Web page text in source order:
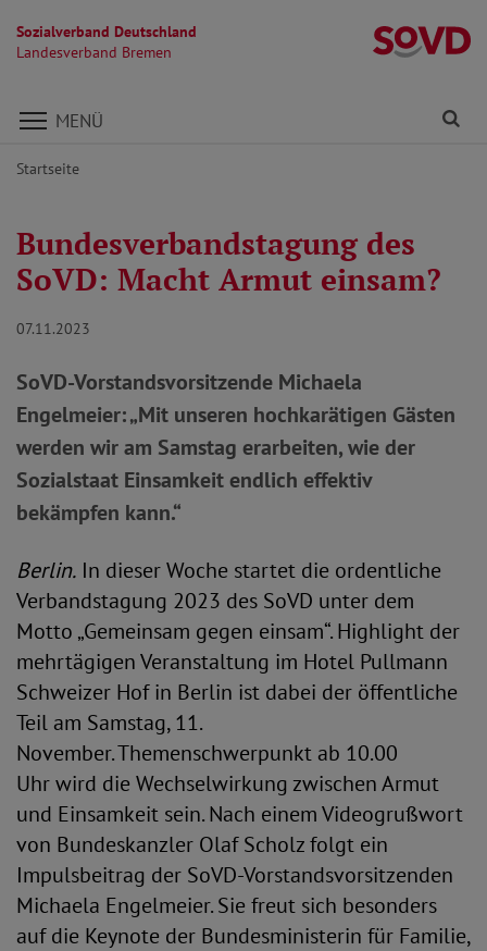
Sozialverband Deutschland
Landesverband Bremen
Direkt zu den Inhalten springen
MENÜ
Startseite
Bundesverbandstagung des
SoVD: Macht Armut einsam?
07.11.2023
SoVD-Vorstandsvorsitzende Michaela
Engelmeier: „Mit unseren hochkarätigen Gästen
werden wir am Samstag erarbeiten, wie der
Sozialstaat Einsamkeit endlich effektiv
bekämpfen kann.“
Berlin. In dieser Woche startet die ordentliche
Verbandstagung 2023 des SoVD unter dem
Motto „Gemeinsam gegen einsam“. Highlight der
mehrtägigen Veranstaltung im Hotel Pullmann
Schweizer Hof in Berlin ist dabei der öffentliche
Teil am Samstag, 11.
November. Themenschwerpunkt ab 10.00
Uhr wird die Wechselwirkung zwischen Armut
und Einsamkeit sein. Nach einem Videogrußwort
von Bundeskanzler Olaf Scholz folgt ein
Impulsbeitrag der SoVD-Vorstandsvorsitzenden
Michaela Engelmeier. Sie freut sich besonders
auf die Keynote der Bundesministerin für Familie,